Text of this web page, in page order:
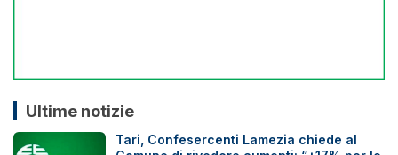
Ultime notizie
Tari, Confesercenti Lamezia chiede al